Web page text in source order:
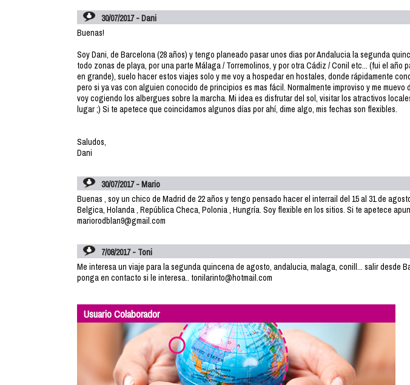
30/07/2017 - Dani
Buenas!
Soy Dani, de Barcelona (28 años) y tengo planeado pasar unos dias por Andalucia la segunda
todo zonas de playa, por una parte Málaga / Torremolinos, y por otra Cádiz / Conil etc... (fui el año
en grande), suelo hacer estos viajes solo y me voy a hospedar en hostales, donde rápidamente
pero si ya vas con alguien conocido de principios es mas fácil. Normalmente improviso y me muevo
voy cogiendo los albergues sobre la marcha. Mi idea es disfrutar del sol, visitar los atractivos
lugar ;) Si te apetece que coincidamos algunos días por ahí, dime algo, mis fechas son flexibles.
Saludos,
Dani
30/07/2017 - Mario
Buenas , soy un chico de Madrid de 22 años y tengo pensado hacer el interrail del 15 al 31 de
Belgica, Holanda , República Checa, Polonia , Hungría. Soy flexible en los sitios. Si te apetece
mariorodblan9@gmail.com
7/08/2017 - Toni
Me interesa un viaje para la segunda quincena de agosto, andalucia, malaga, conill... salir desde
ponga en contacto si le interesa.. tonilarinto@hotmail.com
Usuario Colaborador